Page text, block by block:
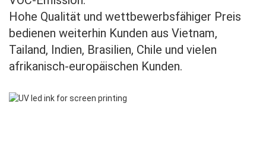
Hohe Qualität und wettbewerbsfähiger Preis
bedienen weiterhin Kunden aus Vietnam,
Tailand, Indien, Brasilien, Chile und vielen
afrikanisch-europäischen Kunden.